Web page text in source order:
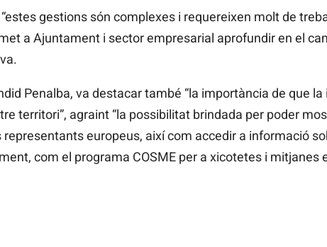
gestions són complexes i requereixen molt de
a Ajuntament i sector empresarial aprofundir en el
Penalba, va destacar també “la importància de que
territori”, agraint “la possibilitat brindada per poder
europeus, així com accedir a informació
com el programa COSME per a xicotetes i mitjanes